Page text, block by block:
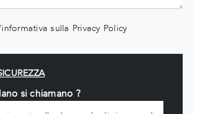
sulla Privacy Policy
si chiamano ?